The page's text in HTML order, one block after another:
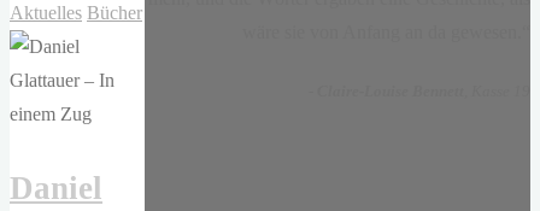
Aktuelles Bücher
Daniel